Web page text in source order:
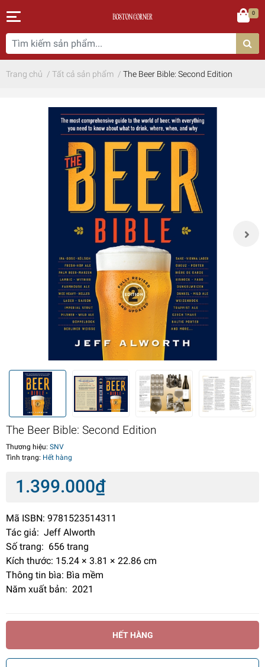
0
Trang chủ / Tất cả sản phẩm / The Beer Bible: Second Edition
The Beer Bible: Second Edition
Thương hiệu: SNV
Tình trạng: Hết hàng
1.399.000₫
Mã ISBN: 9781523514311
Tác giả: Jeff Alworth
Số trang: 656 trang
Kích thước: 15.24 × 3.81 × 22.86 cm
Thông tin bìa: Bìa mềm
Năm xuất bản: 2021
HẾT HÀNG